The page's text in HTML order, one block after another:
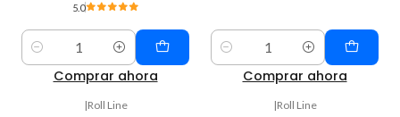
5.0
Cantidad
Comprar ahora
Cantidad
Comprar ahora
|Roll Line |Roll Line